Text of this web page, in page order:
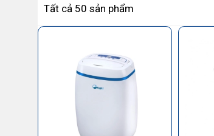
Tất cả 50 sản phẩm